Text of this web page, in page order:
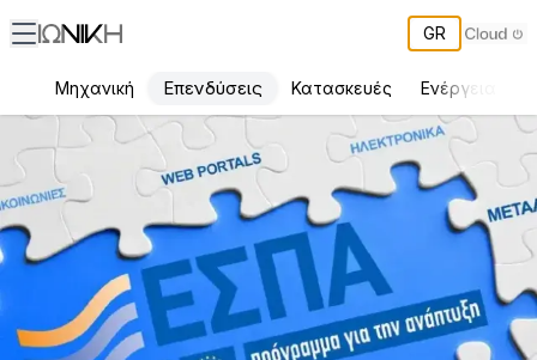
GR
Μηχανική Επενδύσεις Κατασκευές Ενέργεια
Επιδοτούμενα προγράμματα: Οφέλη και τι να προσέξετε